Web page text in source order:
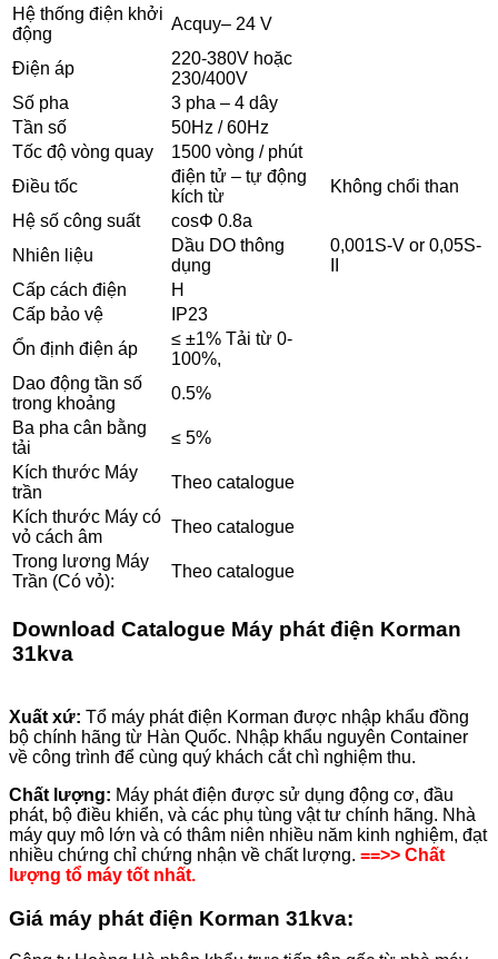
Hệ thống điện khởi
động
Acquy– 24 V
Điện áp
220-380V hoặc
230/400V
Số pha
3 pha – 4 dây
Tần số
50Hz / 60Hz
Tốc độ vòng quay
1500 vòng / phút
Điều tốc
điện tử – tự động
kích từ
Không chổi than
Hệ số công suất
cosΦ 0.8a
Nhiên liệu
Dầu DO thông
dụng
0,001S-V or 0,05S-
Cấp cách điện
H
Cấp bảo vệ
IP23
Ổn định điện áp
≤ ±1% Tải từ 0-
100%,
Dao động tần số
trong khoảng
0.5%
Ba pha cân bằng
tải
≤ 5%
Kích thước Máy
trần
Theo catalogue
Kích thước Máy có
vỏ cách âm
Theo catalogue
Trong lương Máy
Trần (Có vỏ):
Theo catalogue
Download Catalogue Máy phát điện Korman
31kva
Xuất xứ: Tổ máy phát điện Korman được nhập khẩu đồng
bộ chính hãng từ Hàn Quốc. Nhập khẩu nguyên Container
về công trình để cùng quý khách cắt chì nghiệm thu.
Chất lượng: Máy phát điện được sử dụng động cơ, đầu
phát, bộ điều khiển, và các phụ tùng vật tư chính hãng. Nhà
máy quy mô lớn và có thâm niên nhiều năm kinh nghiệm, đạt
nhiều chứng chỉ chứng nhận về chất lượng. ==>> Chất
lượng tổ máy tốt nhất.
Giá máy phát điện Korman 31kva: